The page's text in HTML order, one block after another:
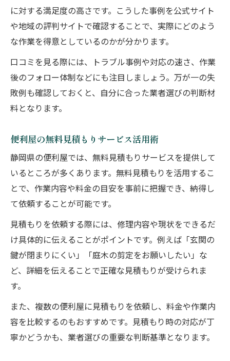
に対する満足度の高さです。こうした事例を公式サイト
や地域の評判サイトで確認することで、実際にどのよう
な作業を得意としているのかが分かります。
口コミを見る際には、トラブル事例や対応の速さ、作業
後のフォロー体制などにも注目しましょう。万が一の失
敗例も確認しておくと、自分に合った業者選びの判断材
料となります。
便利屋の無料見積もりサービス活用術
静岡県の便利屋では、無料見積もりサービスを提供して
いるところが多くあります。無料見積もりを活用するこ
とで、作業内容や料金の目安を事前に把握でき、納得し
て依頼することが可能です。
見積もりを依頼する際には、修理内容や現状をできるだ
け具体的に伝えることがポイントです。例えば「玄関の
鍵が閉まりにくい」「庭木の剪定をお願いしたい」な
ど、詳細を伝えることで正確な見積もりが受けられま
す。
また、複数の便利屋に見積もりを依頼し、料金や作業内
容を比較するのもおすすめです。見積もり時の対応が丁
寧かどうかも、業者選びの重要な判断基準となります。